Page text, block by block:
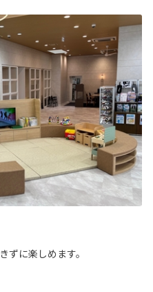
ずに楽しめます。